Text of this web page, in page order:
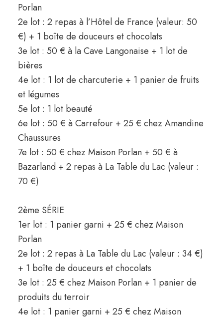
Porlan
2e lot : 2 repas à l’Hôtel de France (valeur: 50
€) + 1 boîte de douceurs et chocolats
3e lot : 50 € à la Cave Langonaise + 1 lot de
bières
4e lot : 1 lot de charcuterie + 1 panier de fruits
et légumes
5e lot : 1 lot beauté
6e lot : 50 € à Carrefour + 25 € chez Amandine
Chaussures
7e lot : 50 € chez Maison Porlan + 50 € à
Bazarland + 2 repas à La Table du Lac (valeur :
70 €)
2ème SÉRIE
1er lot : 1 panier garni + 25 € chez Maison
Porlan
2e lot : 2 repas à La Table du Lac (valeur : 34 €)
+ 1 boîte de douceurs et chocolats
3e lot : 25 € chez Maison Porlan + 1 panier de
produits du terroir
4e lot : 1 panier garni + 25 € chez Maison